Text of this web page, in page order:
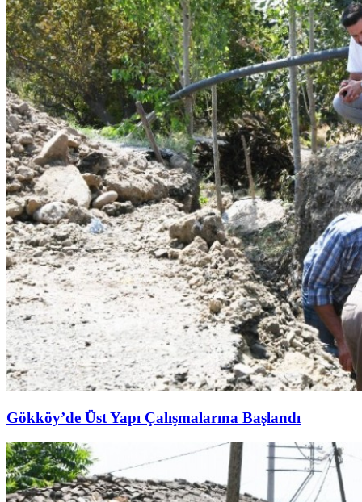
Gökköy’de Üst Yapı Çalışmalarına Başlandı